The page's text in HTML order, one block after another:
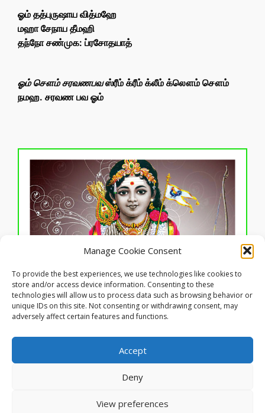
Manage Cookie Consent
To provide the best experiences, we use technologies like cookies to
store and/or access device information. Consenting to these
technologies will allow us to process data such as browsing behavior or
unique IDs on this site. Not consenting or withdrawing consent, may
adversely affect certain features and functions.
Accept
Deny
View preferences
ஓம் தத்புருஷாய வித்மஹே
மஹா சேநாய தீமஹி
தந்நோ சண்முக: ப்ரசோதயாத்
ஓம் சௌம் சரவணபவஸ்ரீம் க்ரீம் க்லீம் க்லௌம் சௌம்
நமஹ. சரவண பவ ஓம்
Click to accept marketing cookies and
enable this content
ஓம் ஆம் ஹவும் சவும்
© 2025 இணையத்தளக் காப்புரிமை கந்தகோட்டம்.
படங்கள், ஒலி, ஒளி வடிவங்களின் காப்புரிமை
பயமில்லை.."